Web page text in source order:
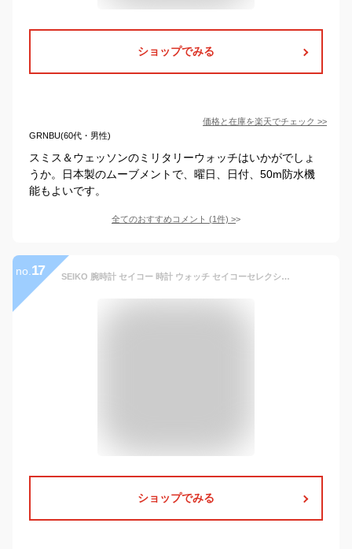
ショップでみる
価格と在庫を楽天でチェック >>
GRNBU(60代・男性)
スミス＆ウェッソンのミリタリーウォッチはいかがでしょ
うか。日本製のムーブメントで、曜日、日付、50m防水機
能もよいです。
全てのおすすめコメント (1件) >
no. 17 SEIKO 腕時計 セイコー 時計 ウォッチ セイコーセレクション クォーツ ビジネス カジュアル メンズ SCXC007 [国内正規品]
ショップでみる